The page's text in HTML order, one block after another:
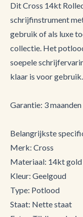
Dit Cross 14kt
schrijfinstrument
gebruik of als luxe
collectie. Het
soepele
klaar is voor gebruik.
Garantie: 3 maanden
Belangrijkste
Merk: Cross
Materiaal: 14kt
Kleur: Geelgoud
Type: Potlood
Staat: Nette staat